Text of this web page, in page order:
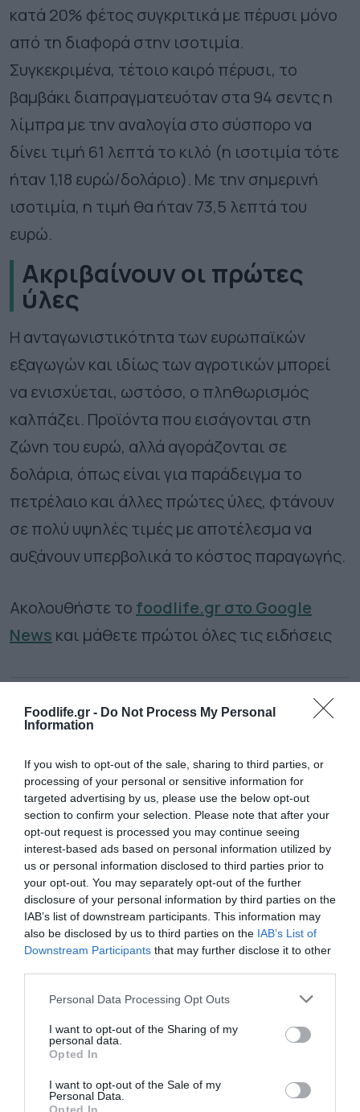
Foodlife.gr - Do Not Process My Personal
Information
If you wish to opt-out of the sale, sharing to third parties, or
processing of your personal or sensitive information for
targeted advertising by us, please use the below opt-out
section to confirm your selection. Please note that after your
opt-out request is processed you may continue seeing
interest-based ads based on personal information utilized by
us or personal information disclosed to third parties prior to
your opt-out. You may separately opt-out of the further
disclosure of your personal information by third parties on the
IAB’s list of downstream participants. This information may
also be disclosed by us to third parties on the IAB’s List of
Downstream Participants that may further disclose it to other
Please note that this website/app uses one or more Google
not limited to your visit or usage behaviour. You may click to
grant or deny consent to Google and its third-party tags to
use your data for below specified purposes in below Google
consent section.
Personal Data Processing Opt Outs
I want to opt-out of the Sharing of my
personal data.
Opted In
I want to opt-out of the Sale of my
Personal Data.
κατά 20% φέτος συγκριτικά με πέρυσι μόνο
από τη διαφορά στην ισοτιμία.
Συγκεκριμένα, τέτοιο καιρό πέρυσι, το
βαμβάκι διαπραγματευόταν στα 94 σεντς η
λίμπρα με την αναλογία στο σύσπορο να
δίνει τιμή 61 λεπτά το κιλό (η ισοτιμία τότε
ήταν 1,18 ευρώ/δολάριο). Με την σημερινή
ισοτιμία, η τιμή θα ήταν 73,5 λεπτά του
ευρώ.
Ακριβαίνουν οι πρώτες
ύλες
Η ανταγωνιστικότητα των ευρωπαϊκών
εξαγωγών και ιδίως των αγροτικών μπορεί
να ενισχύεται, ωστόσο, ο πληθωρισμός
καλπάζει. Προϊόντα που εισάγονται στη
ζώνη του ευρώ, αλλά αγοράζονται σε
δολάρια, όπως είναι για παράδειγμα το
πετρέλαιο και άλλες πρώτες ύλες, φτάνουν
σε πολύ υψηλές τιμές με αποτέλεσμα να
αυξάνουν υπερβολικά το κόστος παραγωγής.
Ακολουθήστε το foodlife.gr στο Google
News και μάθετε πρώτοι όλες τις ειδήσεις
ΦΕΤΑ
ΠΕΡΙΣΣΟΤΕΡA
05.08.2026
Παπουτσάνης: Αύξηση 5% του κύκλου
εργασιών το α’ εξάμηνο – Στο 55% οι